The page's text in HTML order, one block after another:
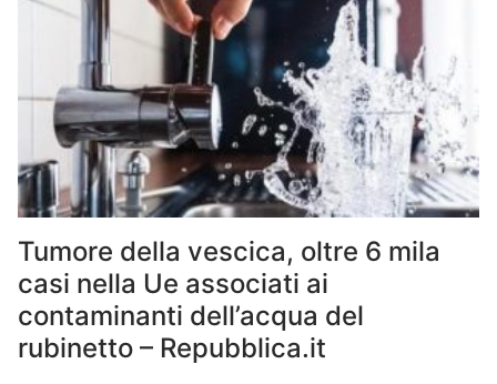
Tumore della vescica, oltre 6 mila
casi nella Ue associati ai
contaminanti dell’acqua del
rubinetto – Repubblica.it